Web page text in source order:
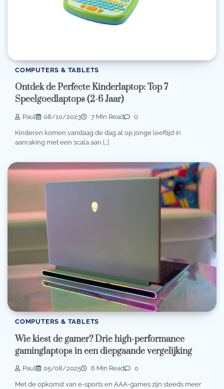
COMPUTERS & TABLETS
Ontdek de Perfecte Kinderlaptop: Top 7
Speelgoedlaptops (2-6 Jaar)
Paul 08/10/2023 7 Min Read 0
Kinderen komen vandaag de dag al op jonge leeftijd in
aanraking met een scala aan […]
COMPUTERS & TABLETS
Wie kiest de gamer? Drie high-performance
gaminglaptops in een diepgaande vergelijking
Paul 05/08/2025 6 Min Read 0
Met de opkomst van e-sports en AAA-games zijn steeds meer